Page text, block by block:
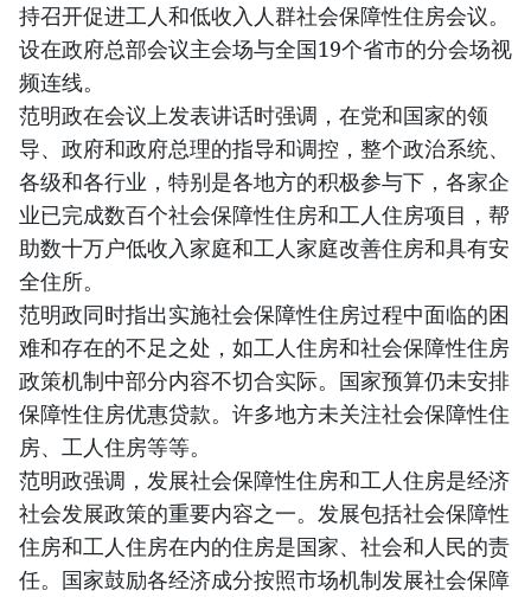
持召开促进工人和低收入人群社会保障性住房会议。
设在政府总部会议主会场与全国19个省市的分会场视
频连线。
范明政在会议上发表讲话时强调，在党和国家的领
导、政府和政府总理的指导和调控，整个政治系统、
各级和各行业，特别是各地方的积极参与下，各家企
业已完成数百个社会保障性住房和工人住房项目，帮
助数十万户低收入家庭和工人家庭改善住房和具有安
全住所。
范明政同时指出实施社会保障性住房过程中面临的困
难和存在的不足之处，如工人住房和社会保障性住房
政策机制中部分内容不切合实际。国家预算仍未安排
保障性住房优惠贷款。许多地方未关注社会保障性住
房、工人住房等等。
范明政强调，发展社会保障性住房和工人住房是经济
社会发展政策的重要内容之一。发展包括社会保障性
住房和工人住房在内的住房是国家、社会和人民的责
任。国家鼓励各经济成分按照市场机制发展社会保障